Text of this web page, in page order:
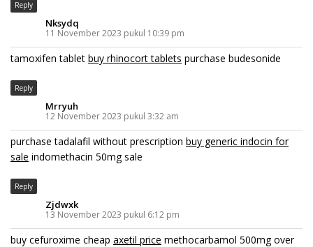
Reply
Nksydq
11 November 2023 pukul 10:39 pm
tamoxifen tablet buy rhinocort tablets purchase budesonide
Reply
Mrryuh
12 November 2023 pukul 3:32 am
purchase tadalafil without prescription buy generic indocin for
sale indomethacin 50mg sale
Reply
Zjdwxk
13 November 2023 pukul 6:12 pm
buy cefuroxime cheap axetil price methocarbamol 500mg over